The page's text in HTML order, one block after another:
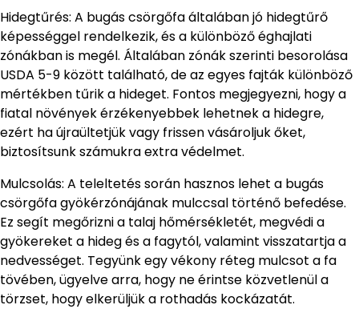
Hidegtűrés: A bugás csörgőfa általában jó hidegtűrő
képességgel rendelkezik, és a különböző éghajlati
zónákban is megél. Általában zónák szerinti besorolása
USDA 5-9 között található, de az egyes fajták különböző
mértékben tűrik a hideget. Fontos megjegyezni, hogy a
fiatal növények érzékenyebbek lehetnek a hidegre,
ezért ha újraültetjük vagy frissen vásároljuk őket,
biztosítsunk számukra extra védelmet.
Mulcsolás: A teleltetés során hasznos lehet a bugás
csörgőfa gyökérzónájának mulccsal történő befedése.
Ez segít megőrizni a talaj hőmérsékletét, megvédi a
gyökereket a hideg és a fagytól, valamint visszatartja a
nedvességet. Tegyünk egy vékony réteg mulcsot a fa
tövében, ügyelve arra, hogy ne érintse közvetlenül a
törzset, hogy elkerüljük a rothadás kockázatát.